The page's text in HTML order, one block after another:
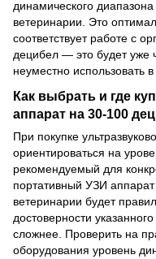
динамического
ветеринарии. Это
соответствует работе с
децибел — это будет уже
неуместно использовать
Как выбрать и где
аппарат на 30-100
При покупке
ориентироваться на
рекомендуемый для
портативный УЗИ
ветеринарии будет
достоверности
сложнее. Проверить на
оборудования уровень